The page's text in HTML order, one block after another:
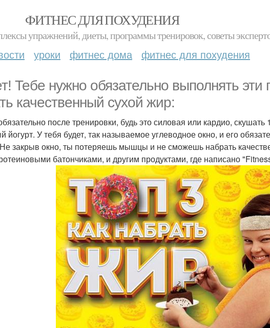
ФИТНЕС ДЛЯ ПОХУДЕНИЯ
упражнений, диеты, программы тренировок, советы
уроки фитнес дома фитнес для похудения
Тебе нужно обязательно выполнять
качественный сухой жир:
после тренировки, будь это силовая или кардио,
йогурт. У тебя будет, так называемое углеводное окно, и его
закрыв окно, ты потеряешь мышцы и не сможешь набрать
батончиками, и другим продуктами, где написано